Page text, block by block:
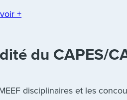
+
du CAPES/
disciplinaires et les